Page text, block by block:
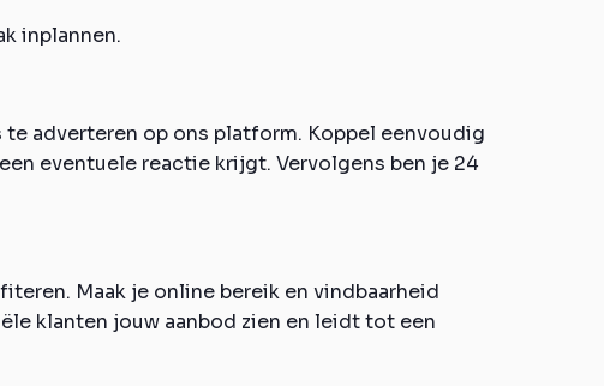
inplannen.
adverteren op ons platform. Koppel eenvoudig
eventuele reactie krijgt. Vervolgens ben je 24
Maak je online bereik en vindbaarheid
klanten jouw aanbod zien en leidt tot een